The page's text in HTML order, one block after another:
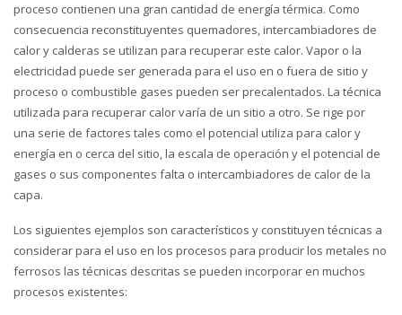
proceso contienen una gran cantidad de energía térmica. Como
consecuencia reconstituyentes quemadores, intercambiadores de
calor y calderas se utilizan para recuperar este calor. Vapor o la
electricidad puede ser generada para el uso en o fuera de sitio y
proceso o combustible gases pueden ser precalentados. La técnica
utilizada para recuperar calor varía de un sitio a otro. Se rige por
una serie de factores tales como el potencial utiliza para calor y
energía en o cerca del sitio, la escala de operación y el potencial de
gases o sus componentes falta o intercambiadores de calor de la
capa.
Los siguientes ejemplos son característicos y constituyen técnicas a
considerar para el uso en los procesos para producir los metales no
ferrosos las técnicas descritas se pueden incorporar en muchos
procesos existentes: